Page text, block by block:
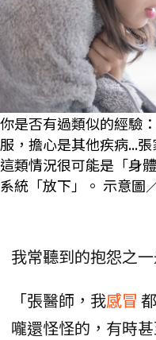
你是否有過類似的經驗
服，擔心是其他疾病...
這類情況很可能是「身
系統「放下」。 示意
我常聽到的抱怨之一
「張醫師，我感冒
嚨還怪怪的，有時